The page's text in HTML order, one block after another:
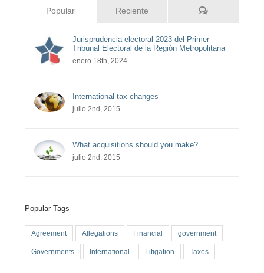
Popular Reciente Comentarios
Jurisprudencia electoral 2023 del Primer
Tribunal Electoral de la Región Metropolitana
enero 18th, 2024
International tax changes
julio 2nd, 2015
What acquisitions should you make?
julio 2nd, 2015
Popular Tags
Agreement Allegations Financial government
Governments International Litigation Taxes